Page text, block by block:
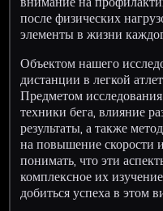
после физических
элементы в жизни
Объектом нашего
дистанции в легкой
Предметом
техники бега, влияние
результаты, а также
на повышение скорости
понимать, что эти
комплексное их
добиться успеха в этом